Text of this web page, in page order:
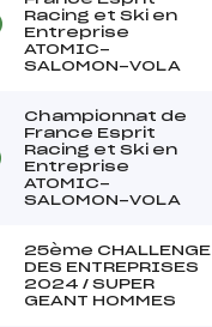
Racing et Ski en
Entreprise
ATOMIC-
SALOMON-VOLA
Championnat de
France Esprit
Racing et Ski en
Entreprise
ATOMIC-
SALOMON-VOLA
25ème CHALLENGE
DES ENTREPRISES
2024 / SUPER
GEANT HOMMES